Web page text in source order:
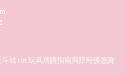
城 HK 玩具選購指南與限時優惠資